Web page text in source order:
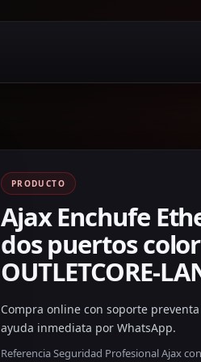
PRODUCTO
Ajax Enchufe
dos puertos
OUTLETCORE-
Compra online con soporte
ayuda inmediata por WhatsApp.
Referencia Seguridad Profesional Ajax